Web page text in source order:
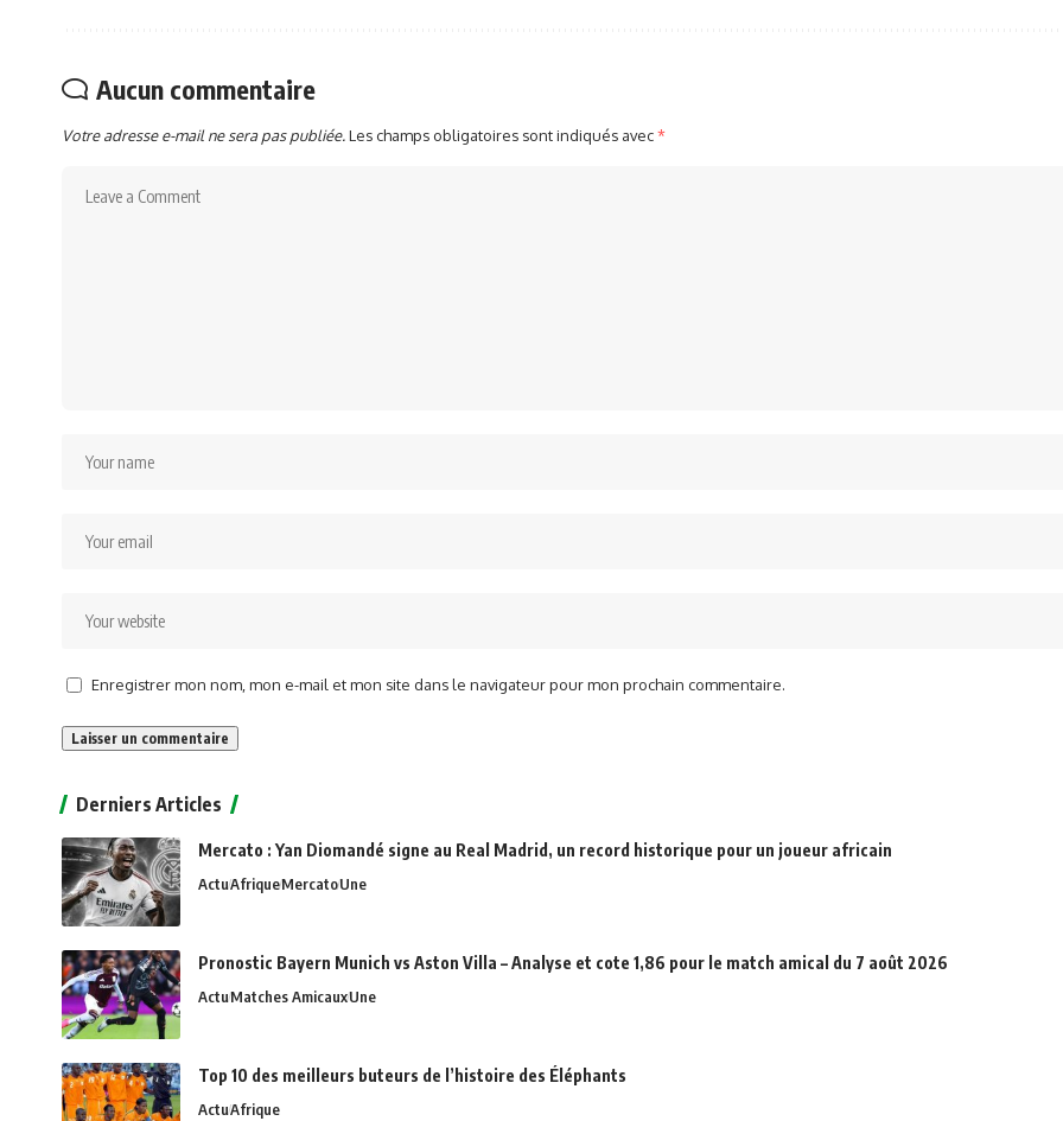
Aucun commentaire
Votre adresse e-mail ne sera pas publiée.Les champs obligatoires sont indiqués avec*
Enregistrer mon nom, mon e-mail et mon site dans le navigateur pour mon prochain commentaire.
Derniers Articles
Mercato : Yan Diomandé signe au Real Madrid, un record historique pour un joueur africain
ActuAfriqueMercatoUne
Pronostic Bayern Munich vs Aston Villa – Analyse et cote 1,86 pour le match amical du 7 août 2026
ActuMatches AmicauxUne
Top 10 des meilleurs buteurs de l’histoire des Éléphants
ActuAfrique